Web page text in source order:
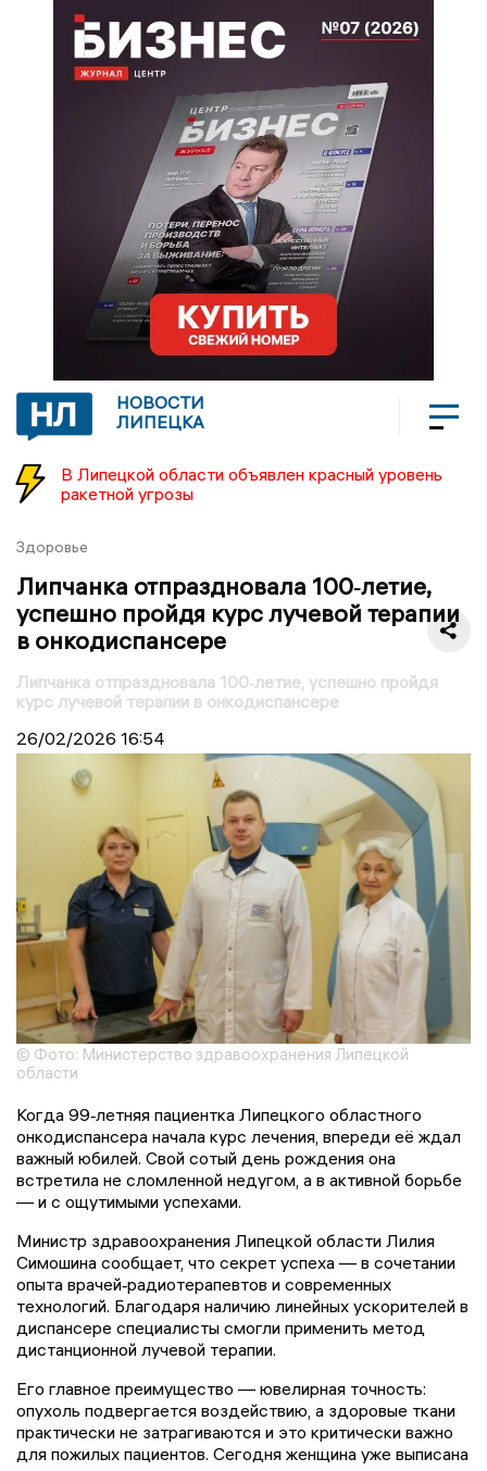
НОВОСТИ
ЛИПЕЦКА
В Липецкой области объявлен красный уровень
ракетной угрозы
Здоровье
Липчанка отпраздновала 100‑летие,
успешно пройдя курс лучевой терапии
в онкодиспансере
Липчанка отпраздновала 100‑летие, успешно пройдя
курс лучевой терапии в онкодиспансере
26/02/2026 16:54
© Фото: Министерство здравоохранения Липецкой
области
Когда 99‑летняя пациентка Липецкого областного
онкодиспансера начала курс лечения, впереди её ждал
важный юбилей. Свой сотый день рождения она
встретила не сломленной недугом, а в активной борьбе
— и с ощутимыми успехами.
Министр здравоохранения Липецкой области Лилия
Симошина сообщает, что секрет успеха — в сочетании
опыта врачей‑радиотерапевтов и современных
технологий. Благодаря наличию линейных ускорителей в
диспансере специалисты смогли применить метод
дистанционной лучевой терапии.
Его главное преимущество — ювелирная точность:
опухоль подвергается воздействию, а здоровые ткани
практически не затрагиваются и это критически важно
для пожилых пациентов. Сегодня женщина уже выписана